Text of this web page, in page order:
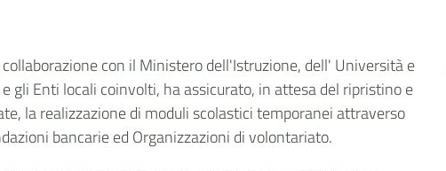
con il Ministero dell'Istruzione, dell' Università e
gli Enti locali coinvolti, ha assicurato, in attesa del ripristino e
la realizzazione di moduli scolastici temporanei attraverso
bancarie ed Organizzazioni di volontariato.